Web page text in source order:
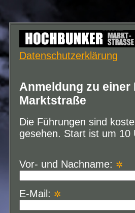
Datenschutzerklärung
Anmeldung zu
Marktstraße
Die Führungen sind
gesehen. Start ist um 10
Vor- und Nachname: ✲
E-Mail: ✲